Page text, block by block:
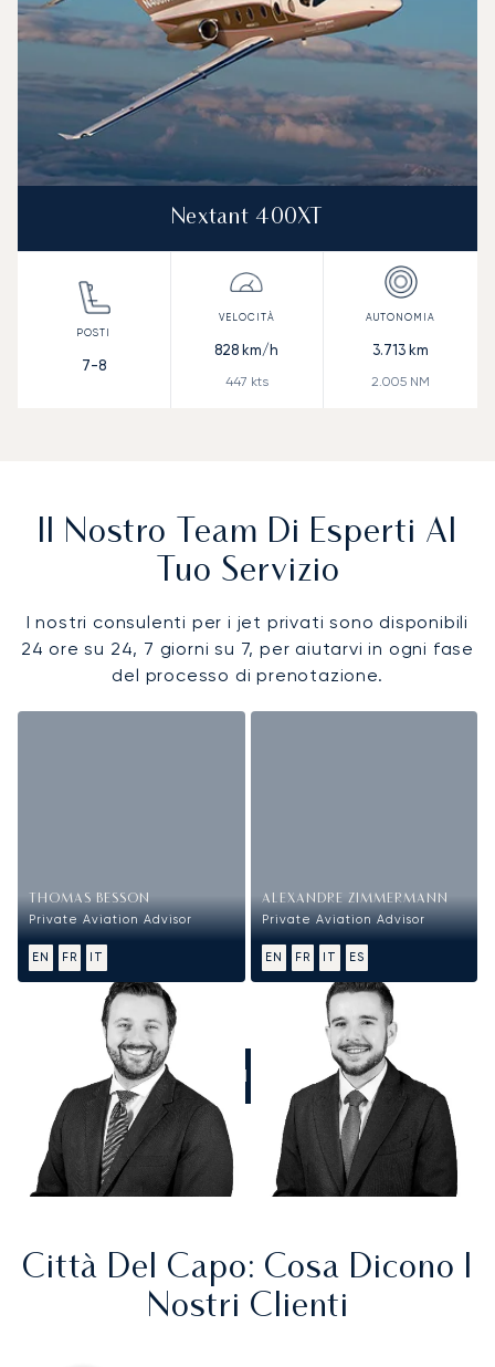
Nextant 400XT
7-8
828 km/h
447 kts
3.713 km
2.005 NM
Il Nostro Team Di Esperti Al
Tuo Servizio
I nostri consulenti per i jet privati sono disponibili
24 ore su 24, 7 giorni su 7, per aiutarvi in ogni fase
del processo di prenotazione.
THOMAS BESSON
Private Aviation Advisor
EN FR IT
ALEXANDRE ZIMMERMANN
Private Aviation Advisor
EN FR IT ES
CHIAMATECI
Città Del Capo: Cosa Dicono I
Nostri Clienti